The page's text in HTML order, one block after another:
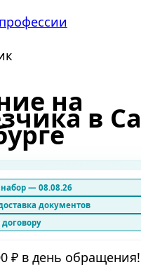
нав
— 08.08.26
документов
₽ в день обращения!